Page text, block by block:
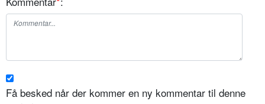
Få besked når der kommer en ny kommentar til denne